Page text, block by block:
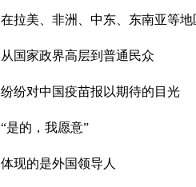
在拉美、非洲、中东、东南亚等地
从国家政界高层到普通民众
纷纷对中国疫苗报以期待的目光
“是的，我愿意”
体现的是外国领导人